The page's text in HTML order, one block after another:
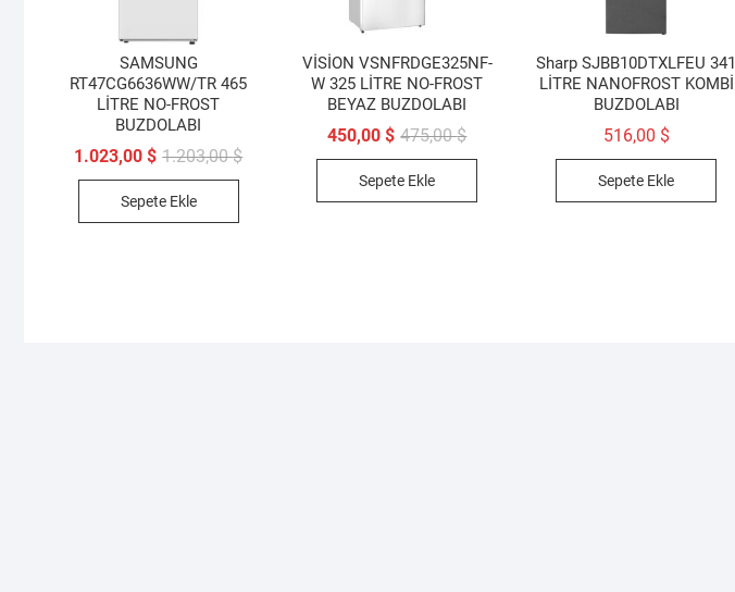
SAMSUNG
RT47CG6636WW/TR 465
LİTRE NO-FROST
BUZDOLABI
1.203,00$Orijinal
1.023,00$
Şu
1.023,00 $.
Sepete Ekle
VİSİON VSNFRDGE325NF-
W 325 LİTRE NO-FROST
BEYAZ BUZDOLABI
475,00$Orijinal
450,00$
Şu
Sepete Ekle
Sharp SJBB10DTXLFEU 341
LİTRE NANOFROST KOMBİ
BUZDOLABI
516,00 $
Sepete Ekle